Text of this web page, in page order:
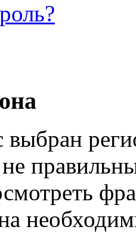
выбран
не